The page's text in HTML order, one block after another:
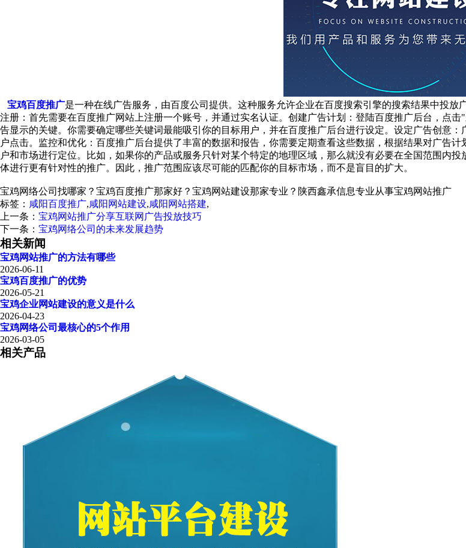
宝鸡百度推广是一种在线广告服务，由百度公司提供。这种服务允许企业在百度搜索引擎的搜索结果中投
注册：首先需要在百度推广网站上注册一个账号，并通过实名认证。创建广告计划：登陆百度推广后台，点
告显示的关键。你需要确定哪些关键词最能吸引你的目标用户，并在百度推广后台进行设定。设定广告创意
户点击。监控和优化：百度推广后台提供了丰富的数据和报告，你需要定期查看这些数据，根据结果对广告
户和市场进行定位。比如，如果你的产品或服务只针对某个特定的地理区域，那么就没有必要在全国范围内
体进行更有针对性的推广。因此，推广范围应该尽可能的匹配你的目标市场，而不是盲目的扩大。
宝鸡网络公司找哪家？宝鸡百度推广那家好？宝鸡网站建设那家专业？陕西鑫承信息专业从事宝鸡网站推广
标签： 咸阳百度推广,咸阳网站建设,咸阳网站搭建,
上一条： 宝鸡网站推广分享互联网广告投放技巧
下一条： 宝鸡网络公司的未来发展趋势
相关新闻
宝鸡网站推广的方法有哪些
2026-06-11
宝鸡百度推广的优势
2026-05-21
宝鸡企业网站建设的意义是什么
2026-04-23
宝鸡网络公司最核心的5个作用
2026-03-05
相关产品